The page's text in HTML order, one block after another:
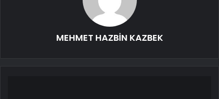
MEHMET HAZBİN KAZBEK